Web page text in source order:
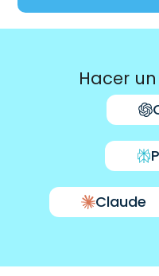
Hacer
Claude